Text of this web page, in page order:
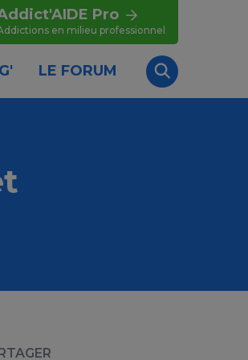
Pro
en milieu professionnel
LE FORUM
Recherche